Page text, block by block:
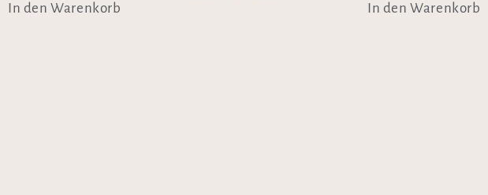
In den Warenkorb In den Warenkorb